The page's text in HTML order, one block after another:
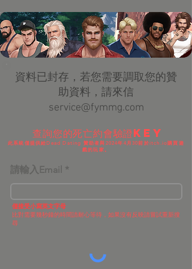
​資料已封存，若您需要調取您的贊
助資料，請來信
service@fymmg.com
查詢您的死亡約會驗證Key
此系統僅提供給Dead Dating 贊助者與2024年4月30前於itch.io購買遊
戲的玩家。
請輸入Email
​僅接受小寫英文字母
​比對需要幾秒鐘的時間請耐心等待，如果沒有反映請嘗試重新搜
尋